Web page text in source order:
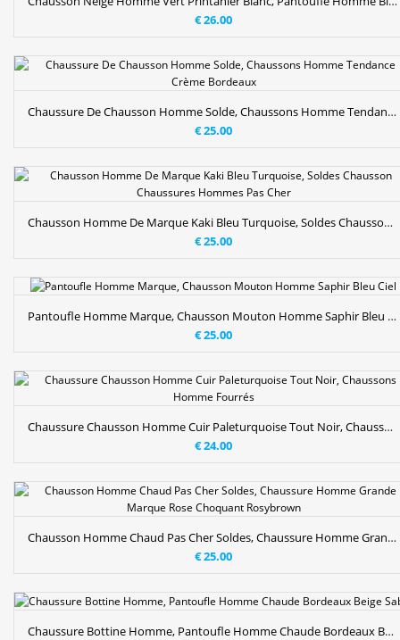
€ 26.00
Chaussure De Chausson Homme Solde, Chaussons Homme Tendance Crème Bordeaux
€ 25.00
Chausson Homme De Marque Kaki Bleu Turquoise, Soldes Chausson Chaussures Hommes Pas Cher
€ 25.00
Pantoufle Homme Marque, Chausson Mouton Homme Saphir Bleu Ciel
€ 25.00
Chaussure Chausson Homme Cuir Paleturquoise Tout Noir, Chaussons Homme Fourrés
€ 24.00
Chausson Homme Chaud Pas Cher Soldes, Chaussure Homme Grande Marque Rose Choquant Rosybrown
€ 25.00
Chaussure Bottine Homme, Pantoufle Homme Chaude Bordeaux Beige Sable